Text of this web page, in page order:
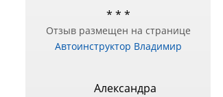
человек и настоящий
другой автошколе, но перед
экзаменом в ГИБДД
подготовка — за практическими
* * *
Отзыв размещен на странице
Автоинструктор Владимир
Александра